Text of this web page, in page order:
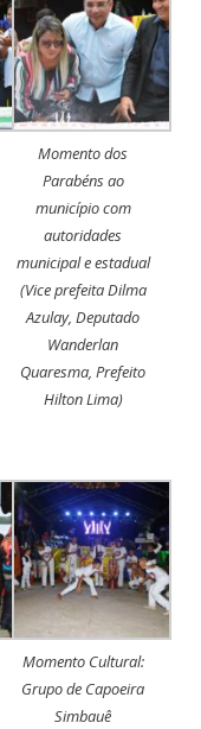
Momento dos
Parabéns ao
município com
autoridades
municipal e estadual
(Vice prefeita Dilma
Azulay, Deputado
Wanderlan
Quaresma, Prefeito
Hilton Lima)
Momento Cultural:
Grupo de Capoeira
Simbauê